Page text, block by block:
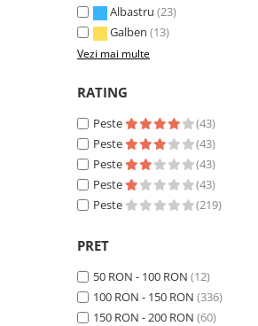
Albastru (23)
Galben (13)
Vezi mai multe
RATING
Peste
(43)
Peste
(43)
Peste
(43)
Peste
(43)
Peste
(219)
PRET
50 RON - 100 RON (12)
100 RON - 150 RON (336)
150 RON - 200 RON (60)